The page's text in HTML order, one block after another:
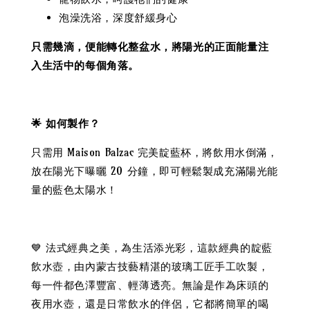
泡澡洗浴，深度舒緩身心
只需幾滴，便能轉化整盆水，將陽光的正面能量注
入生活中的每個角落。
🌟 如何製作？
只需用 Maison Balzac 完美靛藍杯，將飲用水倒滿，
放在陽光下曝曬 20 分鐘，即可輕鬆製成充滿陽光能
量的藍色太陽水！
💙 法式經典之美，為生活添光彩，這款經典的靛藍
飲水壺，由內蒙古技藝精湛的玻璃工匠手工吹製，
每一件都色澤豐富、輕薄透亮。無論是作為床頭的
夜用水壺，還是日常飲水的伴侶，它都將簡單的喝